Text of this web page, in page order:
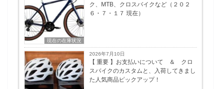
現在の在庫状況
ク、MTB、クロスバイクなど（２０２
６・７・１７ 現在）
2026年7月10日
【 重要 】お支払いについて ＆ クロ
スバイクのカスタムと、入荷してきまし
た人気商品ピックアップ！